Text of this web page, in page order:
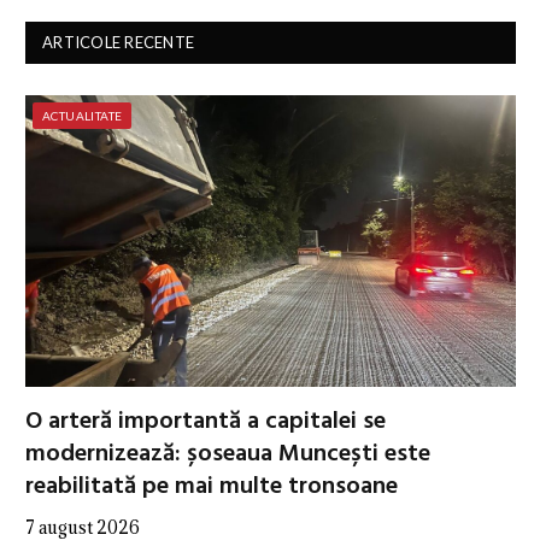
ARTICOLE RECENTE
ACTUALITATE
O arteră importantă a capitalei se
modernizează: șoseaua Muncești este
reabilitată pe mai multe tronsoane
7 august 2026